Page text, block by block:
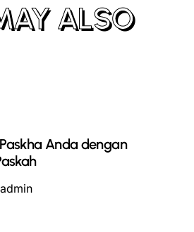
ALSO
Anda dengan
admin